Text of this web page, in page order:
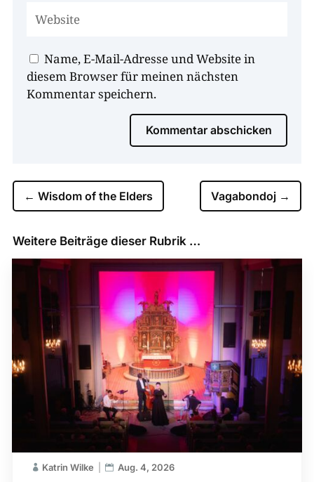
Name, E-Mail-Adresse und Website in
diesem Browser für meinen nächsten
Kommentar speichern.
Kommentar abschicken
← Wisdom of the Elders Vagabondoj →
Weitere Beiträge dieser Rubrik …
Katrin Wilke Aug. 4, 2026